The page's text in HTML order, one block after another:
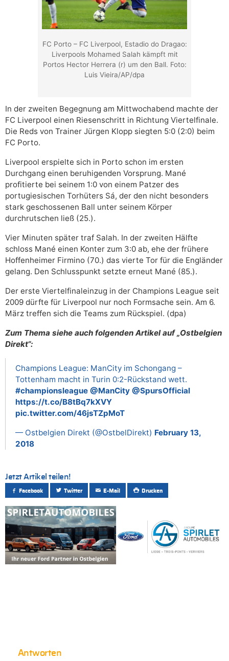
FC Porto – FC Liverpool, Estadio do Dragao:
Liverpools Mohamed Salah kämpft mit
Portos Hector Herrera (r) um den Ball. Foto:
Luis Vieira/AP/dpa
In der zweiten Begegnung am Mittwochabend machte der
FC Liverpool einen Riesenschritt in Richtung Viertelfinale.
Die Reds von Trainer Jürgen Klopp siegten 5:0 (2:0) beim
FC Porto.
Liverpool erspielte sich in Porto schon im ersten
Durchgang einen beruhigenden Vorsprung. Mané
profitierte bei seinem 1:0 von einem Patzer des
portugiesischen Torhüters Sá, der den nicht besonders
stark geschossenen Ball unter seinem Körper
durchrutschen ließ (25.).
Vier Minuten später traf Salah. In der zweiten Hälfte
schloss Mané einen Konter zum 3:0 ab, ehe der frühere
Hoffenheimer Firmino (70.) das vierte Tor für die Engländer
gelang. Den Schlusspunkt setzte erneut Mané (85.).
Der erste Viertelfinaleinzug in der Champions League seit
2009 dürfte für Liverpool nur noch Formsache sein. Am 6.
März treffen sich die Teams zum Rückspiel. (dpa)
Zum Thema siehe auch folgenden Artikel auf „Ostbelgien
Direkt“:
Champions League: ManCity im Schongang –
Tottenham macht in Turin 0:2-Rückstand wett.
#championsleague @ManCity @SpursOfficial
https://t.co/B8tBq7kXVY
pic.twitter.com/46jsTZpMoT
— Ostbelgien Direkt (@OstbelDirekt) February 13,
2018
Jetzt Artikel teilen!
Facebook Twitter E-Mail Drucken
Antworten